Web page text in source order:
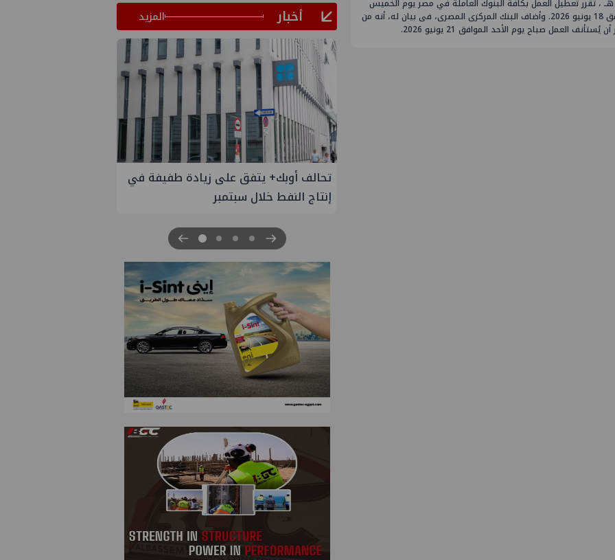
1448 هــ ، تقرر تعطيل العمل بكافة البنوك العاملة في مصر يوم الخميس
الموافق 18 يونيو 2026. وأضاف البنك المركزى المصرى، فى بيان له، أنه من
يُستأنف العمل صباح يوم الأحد الموافق 21 يونيو 2026.
أخبار المزيد
تحالف أوبك+ يتفق على زيادة طفيفة في
إسدال الستار على النسخة الثانية من
"منتدى مصر للطاقة والصناعة 2026" بنجاح